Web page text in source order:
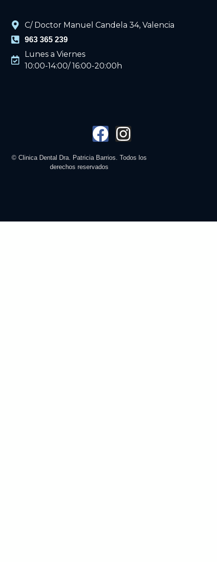
C/ Doctor Manuel Candela 34, Valencia
963 365 239
Lunes a Viernes
10:00-14:00/ 16:00-20:00h
© Clinica Dental Dra. Patricia Barrios. Todos los
derechos reservados